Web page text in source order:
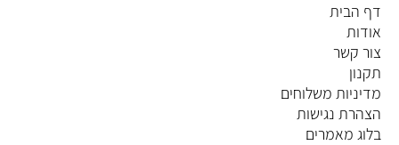
דף הבית
אודות
צור קשר
תקנון
מדיניות משלוחים
הצהרת נגישות
בלוג מאמרים